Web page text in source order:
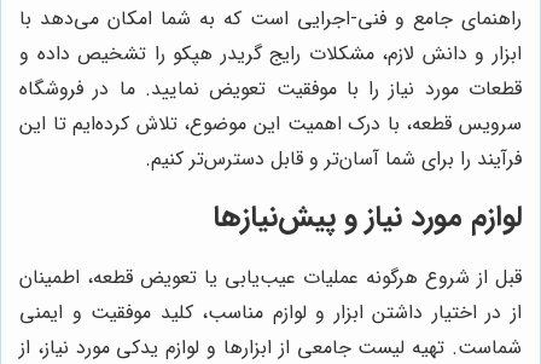
راهنمای جامع و فنی-اجرایی است که به شما امکان می‌دهد با
ابزار و دانش لازم، مشکلات رایج گریدر هپکو را تشخیص داده و
قطعات مورد نیاز را با موفقیت تعویض نمایید. ما در فروشگاه
سرویس قطعه، با درک اهمیت این موضوع، تلاش کرده‌ایم تا این
فرآیند را برای شما آسان‌تر و قابل دسترس‌تر کنیم.
لوازم مورد نیاز و پیش‌نیازها
قبل از شروع هرگونه عملیات عیب‌یابی یا تعویض قطعه، اطمینان
از در اختیار داشتن ابزار و لوازم مناسب، کلید موفقیت و ایمنی
شماست. تهیه لیست جامعی از ابزارها و لوازم یدکی مورد نیاز، از